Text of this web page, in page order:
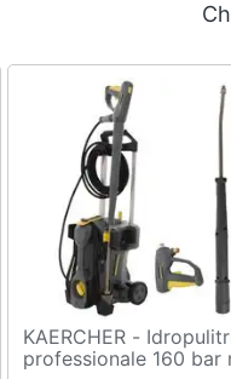
KAERCHER - Idropulitrice
professionale 160 bar